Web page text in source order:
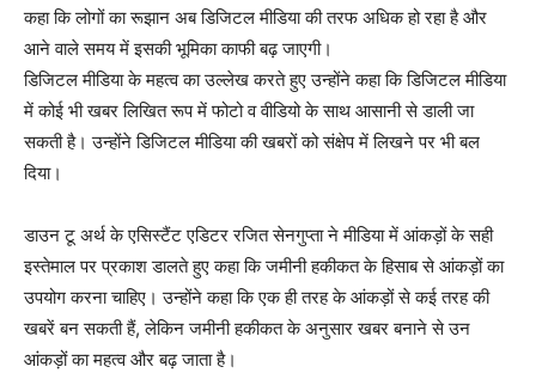
कहा कि लोगों का रूझान अब डिजिटल मीडिया की तरफ अधिक हो रहा है और
आने वाले समय में इसकी भूमिका काफी बढ़ जाएगी।
डिजिटल मीडिया के महत्व का उल्लेख करते हुए उन्होंने कहा कि डिजिटल मीडिया
में कोई भी खबर लिखित रूप में फोटो व वीडियो के साथ आसानी से डाली जा
सकती है। उन्होंने डिजिटल मीडिया की खबरों को संक्षेप में लिखने पर भी बल
दिया।
डाउन टू अर्थ के एसिस्टैंट एडिटर रजित सेनगुप्ता ने मीडिया में आंकड़ों के सही
इस्तेमाल पर प्रकाश डालते हुए कहा कि जमीनी हकीकत के हिसाब से आंकड़ों का
उपयोग करना चाहिए। उन्होंने कहा कि एक ही तरह के आंकड़ों से कई तरह की
खबरें बन सकती हैं, लेकिन जमीनी हकीकत के अनुसार खबर बनाने से उन
आंकड़ों का महत्व और बढ़ जाता है।